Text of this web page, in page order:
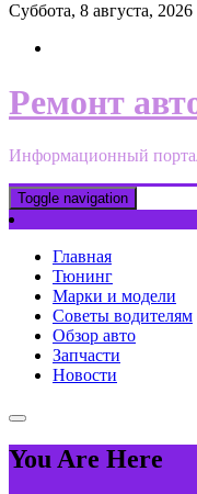
Суббота, 8 августа, 2026
Ремонт
Информационный
Toggle navigation
Главная
Тюнинг
Марки и модели
Советы водителям
Обзор авто
Запчасти
Новости
You Are Here